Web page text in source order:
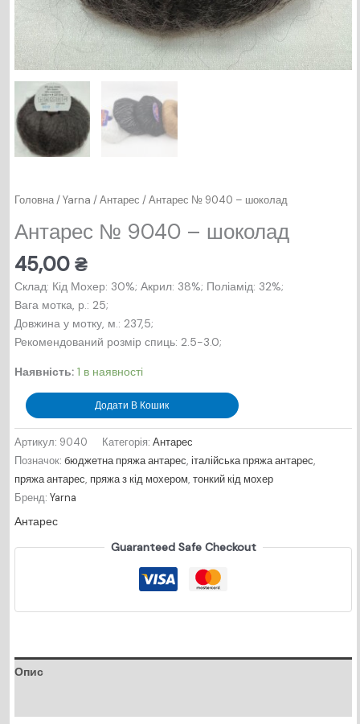
Головна/Yarna /Антарес / Антарес № 9040 – шоколад
Антарес № 9040 – шоколад
45,00₴
Склад: Кід Мохер: 30%; Акрил: 38%; Поліамід: 32%;
Вага мотка, р.: 25;
Довжина у мотку, м.: 237,5;
Рекомендований розмір спиць: 2.5-3.0;
Наявність: 1 в наявності
Антарес
9040
-
шоколад
кількість
Додати В Кошик
Артикул: 9040 Категорія: Антарес
Позначок: бюджетна пряжа антарес, італійська пряжа антарес,
пряжа антарес, пряжа з кід мохером, тонкий кід мохер
Бренд: Yarna
Антарес
Guaranteed Safe Checkout
Опис